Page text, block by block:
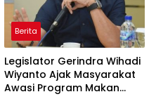
Berita
Legislator Gerindra Wihadi
Wiyanto Ajak Masyarakat
Awasi Program Makan